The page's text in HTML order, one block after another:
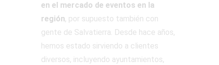
en el mercado de eventos en la
región, por supuesto también con
gente de Salvatierra. Desde hace años,
hemos estado sirviendo a clientes
diversos, incluyendo ayuntamientos,